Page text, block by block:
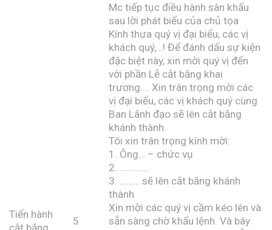
Tiến hành
cắt băng
5
Mc tiếp tục điều hành sân khấu
sau lời phát biểu của chủ tọa
Kính thưa quý vị đại biểu, các vị
khách quý,…! Để đánh dấu sự kiện
đặc biệt này, xin mời quý vị đến
với phần Lễ cắt băng khai
trương…. Xin trân trọng mời các
vị đại biểu, các vị khách quý cùng
Ban Lãnh đạo sẽ lên cắt băng
khánh thành.
Tôi xin trân trọng kính mời:
1. Ông… – chức vụ
2. ………….
3. ……… sẽ lên cắt băng khánh
thành
Xin mời các quý vị cầm kéo lên và
sẵn sàng chờ khẩu lệnh. Và bây